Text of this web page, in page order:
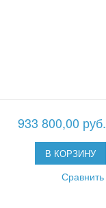
933 800,00 руб.
В КОРЗИНУ
Сравнить